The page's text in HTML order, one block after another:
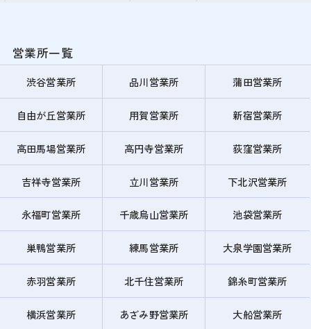
営業所一覧
渋谷営業所 品川営業所 蒲田営業所
自由が丘営業所 用賀営業所 新宿営業所
高田馬場営業所 高円寺営業所 荻窪営業所
吉祥寺営業所 立川営業所 下北沢営業所
永福町営業所 千歳烏山営業所 池袋営業所
巣鴨営業所 練馬営業所 大泉学園営業所
赤羽営業所 北千住営業所 錦糸町営業所
横浜営業所 あざみ野営業所 大船営業所